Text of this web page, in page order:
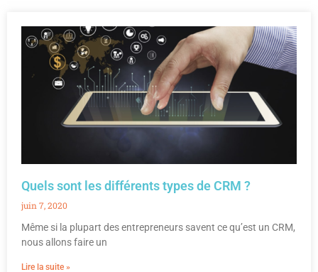
Quels sont les différents types de CRM ?
juin 7, 2020
Même si la plupart des entrepreneurs savent ce qu’est un CRM,
nous allons faire un
Lire la suite »